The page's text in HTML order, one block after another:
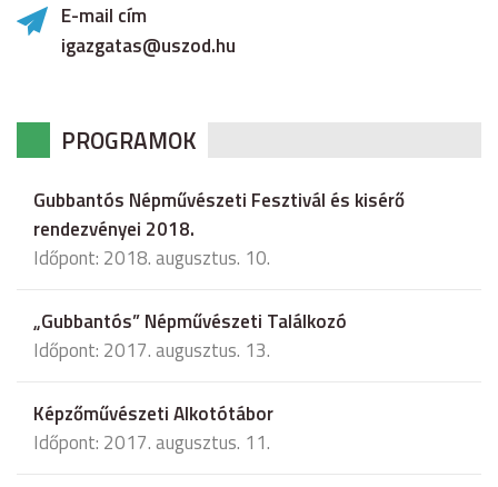
E-mail cím
igazgatas@uszod.hu
PROGRAMOK
Gubbantós Népművészeti Fesztivál és kisérő
rendezvényei 2018.
Időpont: 2018. augusztus. 10.
„Gubbantós” Népművészeti Találkozó
Időpont: 2017. augusztus. 13.
Képzőművészeti Alkotótábor
Időpont: 2017. augusztus. 11.